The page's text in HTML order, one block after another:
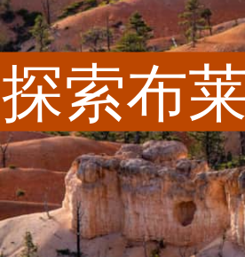
探索布